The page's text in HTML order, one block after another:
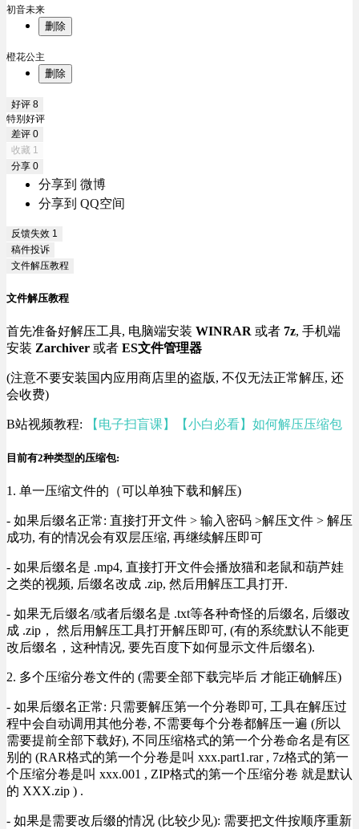
初音未来
删除
橙花公主
删除
好评 8
特别好评
差评 0
收藏 1
分享 0
分享到 微博
分享到 QQ空间
反馈失效 1
稿件投诉
文件解压教程
文件解压教程
首先准备好解压工具, 电脑端安装 WINRAR 或者 7z, 手机端
安装 Zarchiver 或者 ES文件管理器
(注意不要安装国内应用商店里的盗版, 不仅无法正常解压, 还
会收费)
B站视频教程: 【电子扫盲课】【小白必看】如何解压压缩包
目前有2种类型的压缩包:
1. 单一压缩文件的（可以单独下载和解压)
- 如果后缀名正常: 直接打开文件 > 输入密码 >解压文件 > 解压
成功, 有的情况会有双层压缩, 再继续解压即可
- 如果后缀名是 .mp4, 直接打开文件会播放猫和老鼠和葫芦娃
之类的视频, 后缀名改成 .zip, 然后用解压工具打开.
- 如果无后缀名/或者后缀名是 .txt等各种奇怪的后缀名, 后缀改
成 .zip， 然后用解压工具打开解压即可, (有的系统默认不能更
改后缀名，这种情况, 要先百度下如何显示文件后缀名).
2. 多个压缩分卷文件的 (需要全部下载完毕后 才能正确解压)
- 如果后缀名正常: 只需要解压第一个分卷即可, 工具在解压过
程中会自动调用其他分卷, 不需要每个分卷都解压一遍 (所以
需要提前全部下载好), 不同压缩格式的第一个分卷命名是有区
别的 (RAR格式的第一个分卷是叫 xxx.part1.rar , 7z格式的第一
个压缩分卷是叫 xxx.001 , ZIP格式的第一个压缩分卷 就是默认
的 XXX.zip ) .
- 如果是需要改后缀的情况 (比较少见): 需要把文件按顺序重新